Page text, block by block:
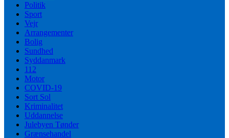
Politik
Sport
Vejr
Arrangementer
Bolig
Sundhed
Syddanmark
112
Motor
COVID-19
Sort Sol
Kriminalitet
Uddannelse
Julebyen Tønder
Grænsehandel